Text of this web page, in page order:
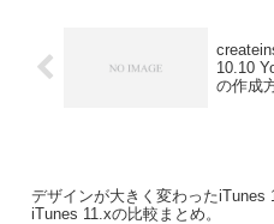
10.10
の作成
デザインが大きく変わったiTunes
iTunes 11.xの比較まとめ。